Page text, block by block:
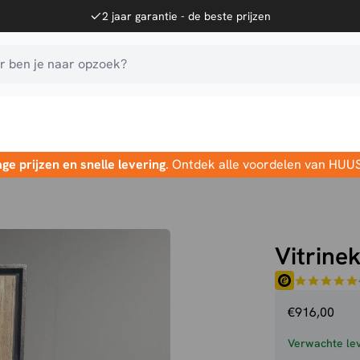
2 jaar garantie - de beste prijzen
ben je naar opzoek?
prijzen en snelle levering. Ontdek alle voordelen van
€916,00
Verwachte